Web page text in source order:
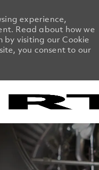
experience,
Read about how we
by visiting our Cookie
you consent to our